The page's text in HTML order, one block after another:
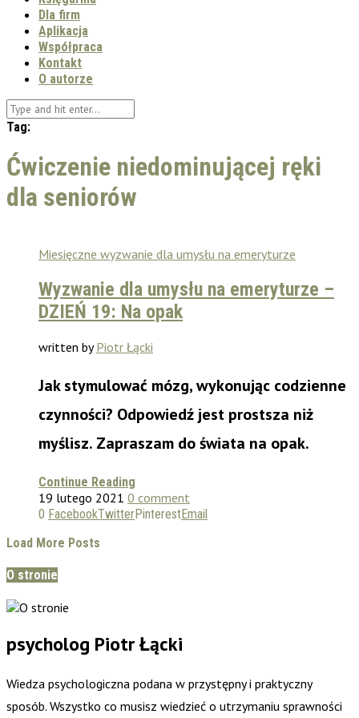
Dla firm
Aplikacja
Współpraca
Kontakt
O autorze
Tag:
Ćwiczenie niedominującej ręki
dla seniorów
Miesięczne wyzwanie dla umysłu na emeryturze
Wyzwanie dla umysłu na emeryturze –
DZIEŃ 19: Na opak
written byPiotr Łącki
Jak stymulować mózg, wykonując codzienne
czynności? Odpowiedź jest prostsza niż
myślisz. Zapraszam do świata na opak.
Continue Reading
19 lutego 2021 0 comment
0 FacebookTwitterPinterestEmail
Load More Posts
O stronie
psycholog Piotr Łącki
Wiedza psychologiczna podana w przystępny i praktyczny
sposób. Wszystko co musisz wiedzieć o utrzymaniu sprawności